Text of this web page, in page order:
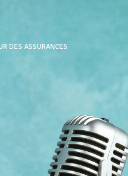
DES ASSURANCES